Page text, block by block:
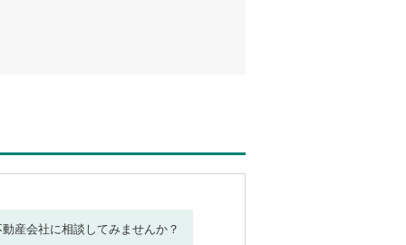
産会社に相談してみませんか？